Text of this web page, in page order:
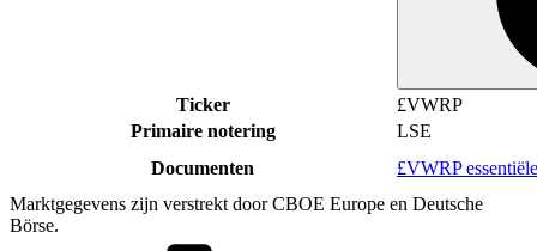
Ticker
£VWRP
Primaire notering
LSE
Documenten
£VWRP
Marktgegevens zijn verstrekt door CBOE Europe en Deutsche
Börse.